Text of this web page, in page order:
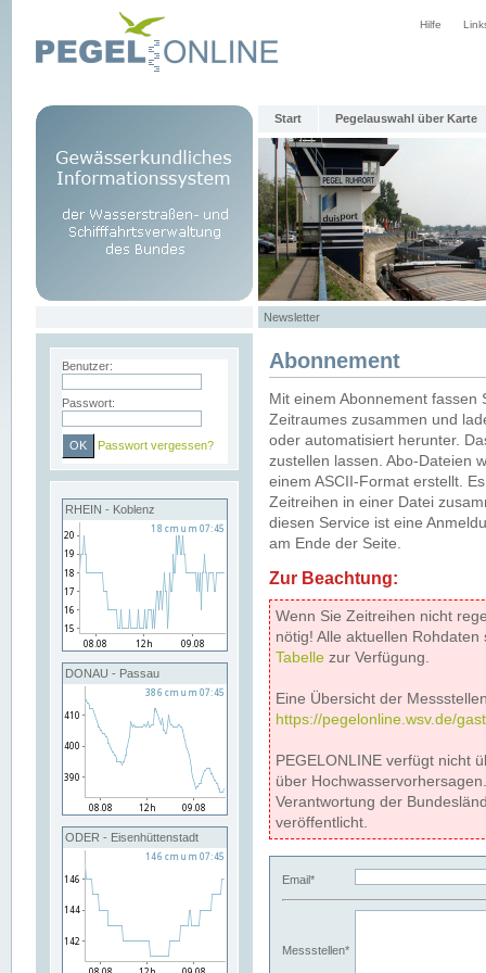
Hilfe
Start Pegelauswahl über Karte
Newsletter
Benutzer:
Passwort:
Passwort vergessen?
RHEIN - Koblenz
DONAU - Passau
ODER - Eisenhüttenstadt
Abonnement
Mit einem Abonnement
Zeitraumes zusammen und
oder automatisiert herunter.
zustellen lassen. Abo-Dateien
einem ASCII-Format erstellt.
Zeitreihen in einer Datei
diesen Service ist eine
am Ende der Seite.
Zur Beachtung:
Wenn Sie Zeitreihen nicht
nötig! Alle aktuellen
Tabelle zur Verfügung.
Eine Übersicht der
https://pegelonline.wsv.de/
PEGELONLINE verfügt nicht
über
Verantwortung der
veröffentlicht.
Email*
Messstellen*